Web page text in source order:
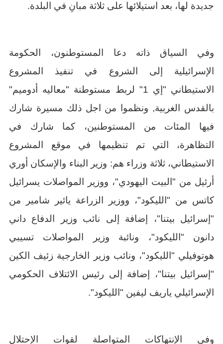
جديدة لها، بعد استيلائها على ثلاثة مبانِ في البلدة.
وفي السياق ذاته دعا المستوطنون، الحكومة
الإسرائيلية إلى الشروع في تنفيذ المشروع
الاستيطاني "إي 1" لربط مستوطنة "معاليه أدوميم"
بالقدس الغربية, ونظموا من اجل ذلك مسيرة شارك
فيها المئات من المستوطنين، كما شارك في
التظاهرة، التي تم تنظيمها في موقع المشروع
الاستيطاني، ثلاثة وزراء هم: وزير البناء والإسكان أوري
أرئيل من "البيت اليهودي"، ووزير المواصلات يسرائيل
كاتس من "الليكود"، ووزير الزراعة يائير شامير من
"إسرائيل بيتنا"، إضافة إلى نائب وزير الدفاع داني
دانون "الليكود"، ونائبة وزير المواصلات تسيبي
هوتوفيلي "الليكود"، ونائب وزير الخارجية زئيف الكين
"إسرائيل بيتنا"، إضافة إلى رئيس الائتلاف الحكومي
الإسرائيلي ياريف ليفين "الليكود".
وفي الإنتهاكات المتواصلة لقوات الإحتلال